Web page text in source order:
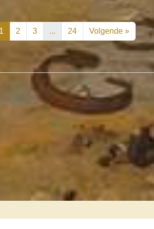
1 2 3 ... 24 Volgende »